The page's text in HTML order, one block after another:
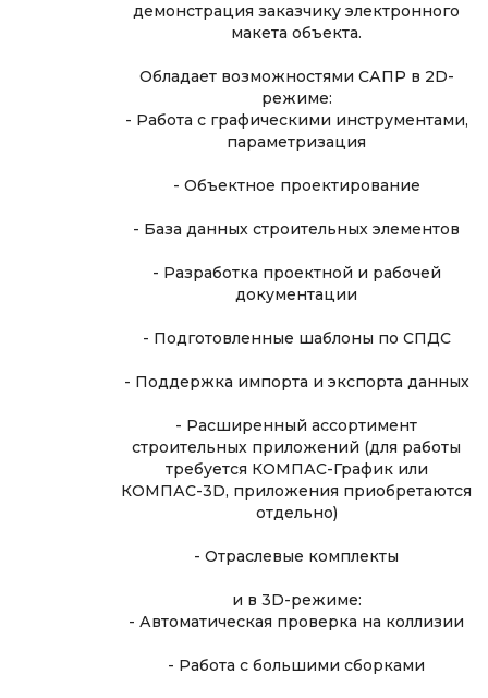
демонстрация заказчику электронного
макета объекта.
Обладает возможностями САПР в 2D-
режиме:
- Работа с графическими инструментами,
параметризация
- Объектное проектирование
- База данных строительных элементов
- Разработка проектной и рабочей
документации
- Подготовленные шаблоны по СПДС
- Поддержка импорта и экспорта данных
- Расширенный ассортимент
строительных приложений (для работы
требуется КОМПАС-График или
КОМПАС-3D, приложения приобретаются
отдельно)
- Отраслевые комплекты
и в 3D-режиме:
- Автоматическая проверка на коллизии
- Работа с большими сборками